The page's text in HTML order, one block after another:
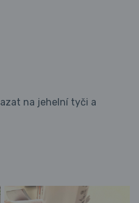
na jehelní tyči a